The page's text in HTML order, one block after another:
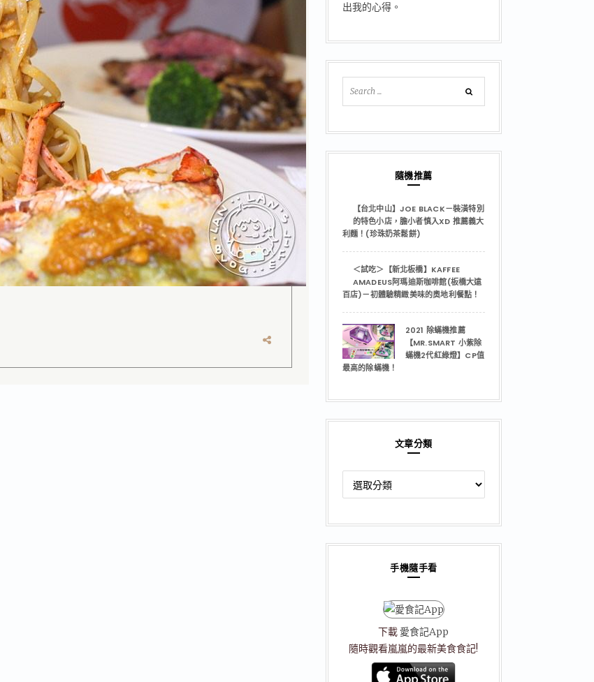
出我的心得。
隨機推薦
【台北中山】JOE BLACK－裝潢特別
的特色小店，膽小者慎入XD 推薦義大
利麵！(珍珠奶茶鬆餅)
＜試吃＞【新北板橋】KAFFEE
AMADEUS阿瑪迪斯咖啡館(板橋大遠
百店)－初體驗精緻美味的奧地利餐點！
2021 除蟎機推薦
【MR.SMART 小紫除
蟎機2代紅綠燈】CP值
最高的除蟎機！
文章分類
章
類
手機隨手看
下載 愛食記App
隨時觀看嵐嵐的最新美食食記!